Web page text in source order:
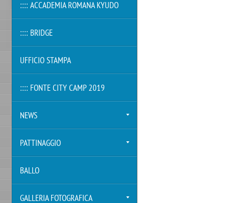
:::: ACCADEMIA ROMANA KYUDO
:::: BRIDGE
UFFICIO STAMPA
:::: FONTE CITY CAMP 2019
NEWS
PATTINAGGIO
BALLO
GALLERIA FOTOGRAFICA